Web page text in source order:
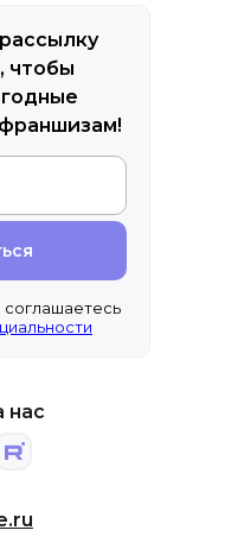
чтобы
нас